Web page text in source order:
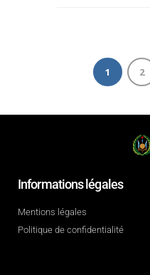
1 2
Informations légales
Mentions légales
Politique de confidentialité